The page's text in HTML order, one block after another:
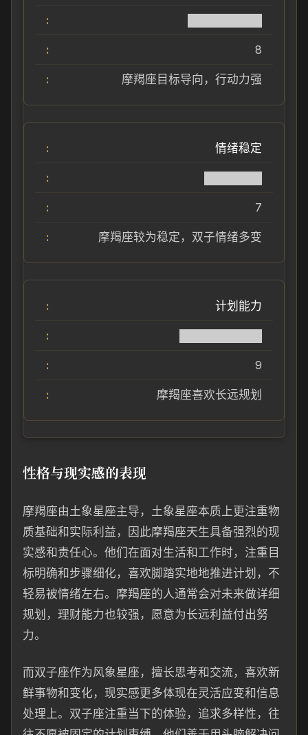
8
摩羯座目标导向，行动力强
情绪稳定
7
摩羯座较为稳定，双子情绪多变
计划能力
9
摩羯座喜欢长远规划
性格与现实感的表现
摩羯座由土象星座主导，土象星座本质上更注重物
质基础和实际利益，因此摩羯座天生具备强烈的现
实感和责任心。他们在面对生活和工作时，注重目
标明确和步骤细化，喜欢脚踏实地地推进计划，不
轻易被情绪左右。摩羯座的人通常会对未来做详细
规划，理财能力也较强，愿意为长远利益付出努
力。
而双子座作为风象星座，擅长思考和交流，喜欢新
鲜事物和变化，现实感更多体现在灵活应变和信息
处理上。双子座注重当下的体验，追求多样性，往